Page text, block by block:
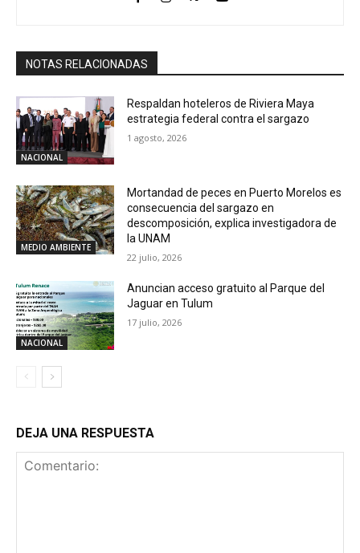
NOTAS RELACIONADAS
NACIONAL
Respaldan hoteleros de Riviera Maya
estrategia federal contra el sargazo
1 agosto, 2026
MEDIO AMBIENTE
Mortandad de peces en Puerto Morelos es
consecuencia del sargazo en
descomposición, explica investigadora de
la UNAM
22 julio, 2026
NACIONAL
Anuncian acceso gratuito al Parque del
Jaguar en Tulum
17 julio, 2026
DEJA UNA RESPUESTA